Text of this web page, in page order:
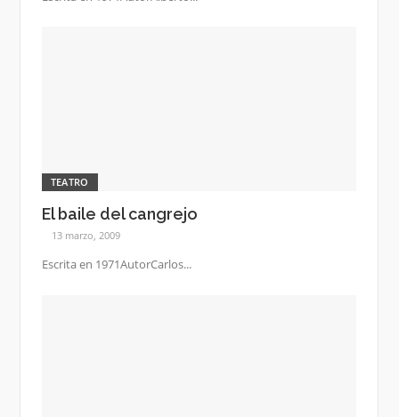
TEATRO
El baile del cangrejo
13 marzo, 2009
Escrita en 1971AutorCarlos...